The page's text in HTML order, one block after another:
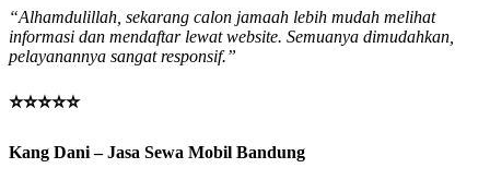
“Alhamdulillah, sekarang calon jamaah lebih mudah melihat
informasi dan mendaftar lewat website. Semuanya dimudahkan,
pelayanannya sangat responsif.”
⭐⭐⭐⭐⭐
Kang Dani – Jasa Sewa Mobil Bandung